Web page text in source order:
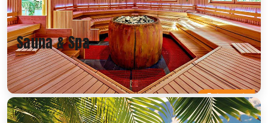
Entspannt
Sauna & Spa